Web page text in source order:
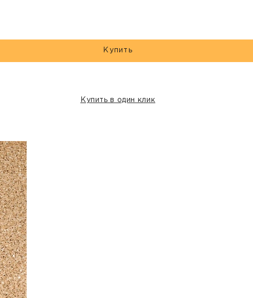
Купить
Купить в один клик